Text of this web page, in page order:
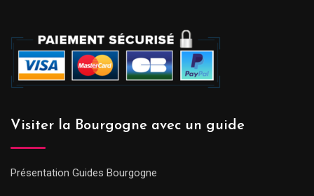
Visiter la Bourgogne avec un guide
Présentation Guides Bourgogne